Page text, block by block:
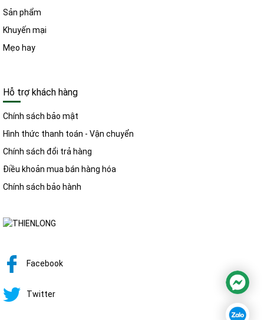
Sản phẩm
Khuyến mại
Mẹo hay
Hỗ trợ khách hàng
Chính sách bảo mật
Hình thức thanh toán - Vận chuyển
Chính sách đổi trả hàng
Điều khoản mua bán hàng hóa
Chính sách bảo hành
Facebook
Twitter